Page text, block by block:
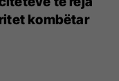
kombëtar